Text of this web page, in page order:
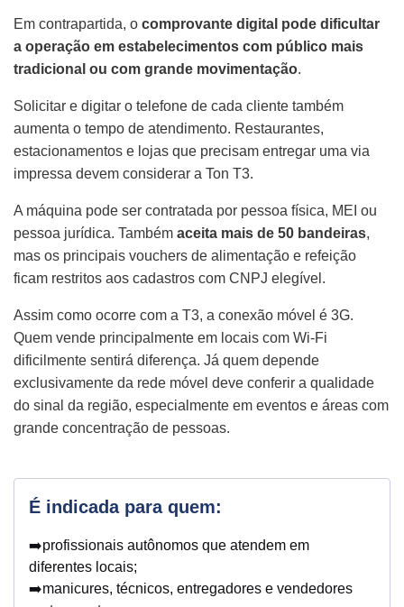
Em contrapartida, o comprovante digital pode dificultar
a operação em estabelecimentos com público mais
tradicional ou com grande movimentação.
Solicitar e digitar o telefone de cada cliente também
aumenta o tempo de atendimento. Restaurantes,
estacionamentos e lojas que precisam entregar uma via
impressa devem considerar a Ton T3.
A máquina pode ser contratada por pessoa física, MEI ou
pessoa jurídica. Também aceita mais de 50 bandeiras,
mas os principais vouchers de alimentação e refeição
ficam restritos aos cadastros com CNPJ elegível.
Assim como ocorre com a T3, a conexão móvel é 3G.
Quem vende principalmente em locais com Wi-Fi
dificilmente sentirá diferença. Já quem depende
exclusivamente da rede móvel deve conferir a qualidade
do sinal da região, especialmente em eventos e áreas com
grande concentração de pessoas.
É indicada para quem:
➡️profissionais autônomos que atendem em
diferentes locais;
➡️manicures, técnicos, entregadores e vendedores